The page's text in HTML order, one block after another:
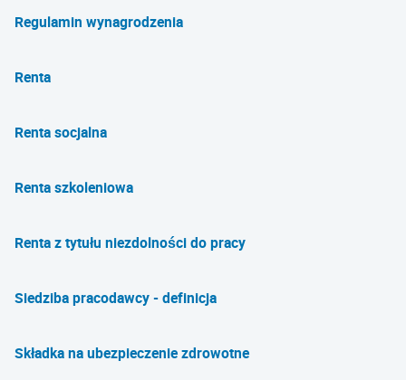
Regulamin wynagrodzenia
Renta
Renta socjalna
Renta szkoleniowa
Renta z tytułu niezdolności do pracy
Siedziba pracodawcy - definicja
Składka na ubezpieczenie zdrowotne